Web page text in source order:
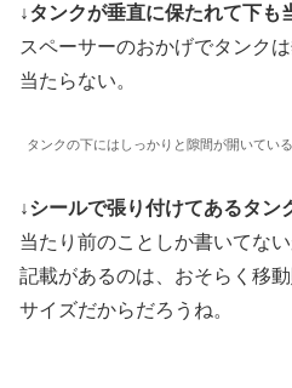
↓タンクが垂直に保たれて下も
スペーサーのおかげでタンク
当たらない。
タンクの下にはしっかりと隙間が開いている
↓シールで張り付けてあるタン
当たり前のことしか書いてな
記載があるのは、おそらく移
サイズだからだろうね。